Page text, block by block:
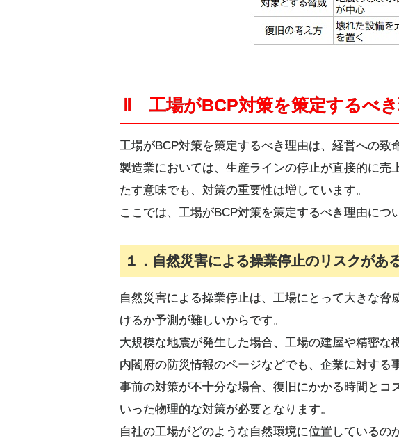
Ⅱ 工場がBCP対策を策定するべ
工場がBCP対策を策定するべき理由は、経営への致
製造業においては、生産ラインの停止が直接的に
たす意味でも、対策の重要性は増しています。
ここでは、工場がBCP対策を策定するべき理由につ
１．自然災害による操業停止のリスクがあ
自然災害による操業停止は、工場にとって大きな
けるか予測が難しいからです。
大規模な地震が発生した場合、工場の建屋や精密な
内閣府の防災情報のページなどでも、企業に対する
事前の対策が不十分な場合、復旧にかかる時間と
いった物理的な対策が必要となります。
自社の工場がどのような自然環境に位置している